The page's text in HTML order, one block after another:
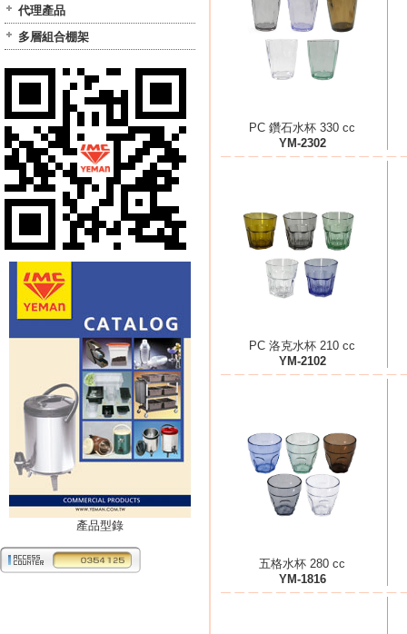
代理產品
多層組合棚架
產品型錄
PC 鑽石水杯 330 cc
YM-2302
PC 洛克水杯 210 cc
YM-2102
五格水杯 280 cc
YM-1816